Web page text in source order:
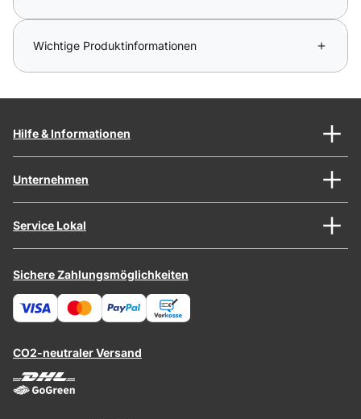
Wichtige Produktinformationen
Hilfe & Informationen
Unternehmen
Service Lokal
Sichere Zahlungsmöglichkeiten
CO2-neutraler Versand